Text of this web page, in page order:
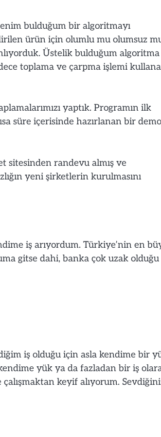
bulduğum bir algoritmayı
ürün için olumlu mu olumsuz
Üstelik bulduğum
toplama ve çarpma işlemi
yaptık. Programın ilk
süre içerisinde hazırlanan bir
sitesinden randevu almış ve
yeni şirketlerin kurulmasını
iş arıyordum. Türkiye’nin en
gitse dahi, banka çok uzak
iş olduğu için asla kendime bir
yük ya da fazladan bir iş
keyif alıyorum.